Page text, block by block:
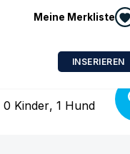
Meine Merkliste
INSERIEREN
0 Kinder, 1 Hund